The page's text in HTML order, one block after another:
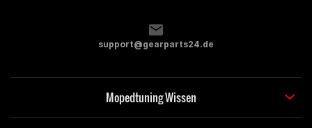
support@gearparts24.de
Mopedtuning Wissen